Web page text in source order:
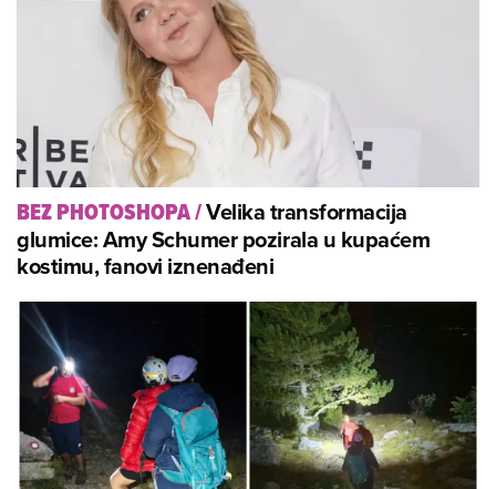
BEZ PHOTOSHOPA/Velika transformacija
glumice: Amy Schumer pozirala u kupaćem
kostimu, fanovi iznenađeni